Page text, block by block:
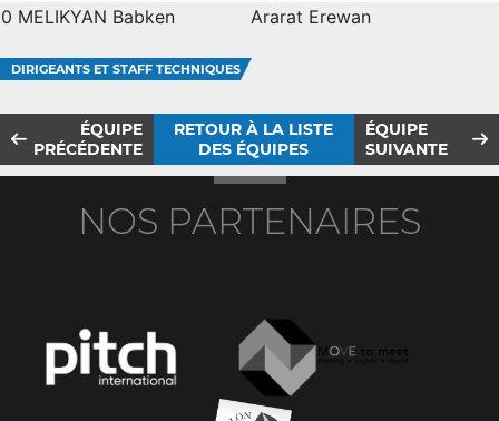
0 MELIKYAN Babken Ararat Erewan
DIRIGEANTS ET STAFF TECHNIQUES
ÉQUIPE
PRÉCÉDENTE
RETOUR À LA LISTE
DES ÉQUIPES
ÉQUIPE
SUIVANTE
NOS PARTENAIRES